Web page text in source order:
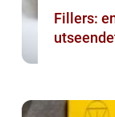
Fillers: